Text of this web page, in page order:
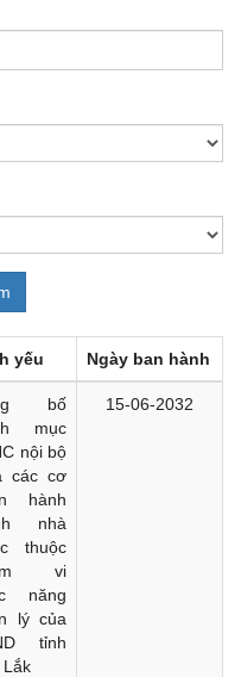
yếu Ngày ban hành
bố
mục
nội bộ
các cơ
hành
nhà
thuộc
vi
năng
lý của
tỉnh
15-06-2032